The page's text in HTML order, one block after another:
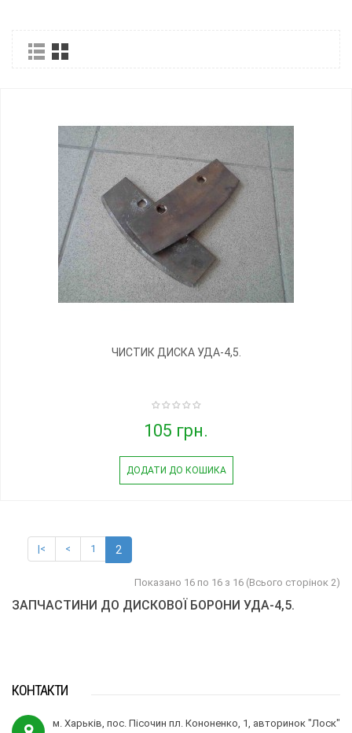
ЧИСТИК ДИСКА УДА-4,5.
105 грн.
ДОДАТИ ДО КОШИКА
|< < 1 2
Показано 16 по 16 з 16 (Всього сторінок 2)
ЗАПЧАСТИНИ ДО ДИСКОВОЇ БОРОНИ УДА-4,5.
КОНТАКТИ
м. Харьків, пос. Пісочин пл. Кононенко, 1, авторинок "Лоск"